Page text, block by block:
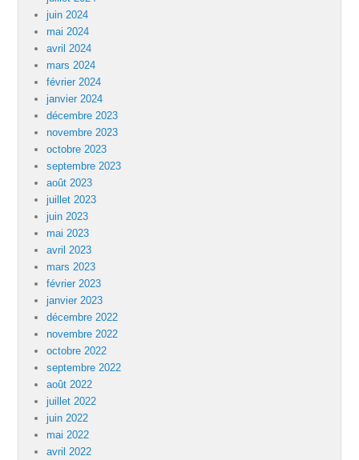
juin 2024
mai 2024
avril 2024
mars 2024
février 2024
janvier 2024
décembre 2023
novembre 2023
octobre 2023
septembre 2023
août 2023
juillet 2023
juin 2023
mai 2023
avril 2023
mars 2023
février 2023
janvier 2023
décembre 2022
novembre 2022
octobre 2022
septembre 2022
août 2022
juillet 2022
juin 2022
mai 2022
avril 2022